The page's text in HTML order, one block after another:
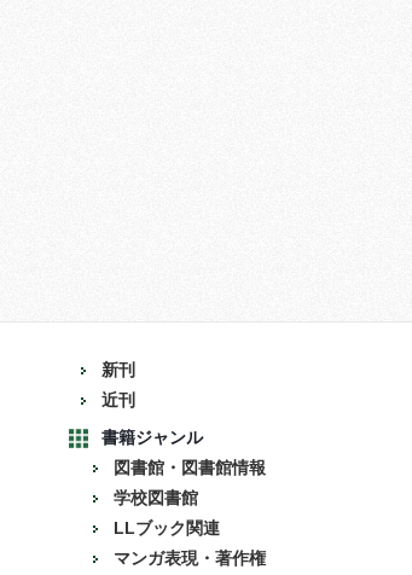
新刊
近刊
書籍ジャンル
図書館・図書館情報
学校図書館
LLブック関連
マンガ表現・著作権